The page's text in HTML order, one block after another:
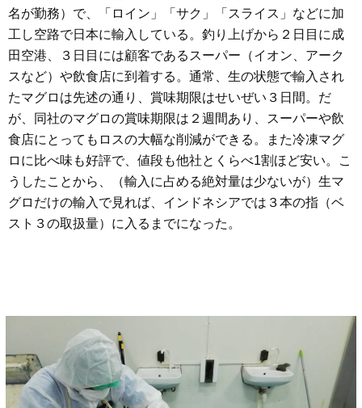
名が勤務）で、「ロイン」「サク」「スライス」などに加
工し空路で日本に輸入している。釣り上げから２日目に成
田空港、３日目には顧客であるスーパー（イオン、アーク
スなど）や飲食店に到着する。通常、生の状態で輸入され
たマグロは先述の通り、賞味期限はせいぜい３日間。だ
が、同社のマグロの賞味期限は２週間あり、スーパーや飲
食店にとってもロスの大幅な削減ができる。また冷凍マグ
ロに比べ味も好評で、値段も他社とくらべ1割ほど安い。こ
うしたことから、（輸入に占める絶対量は少ないが）生マ
グロだけの輸入で見れば、インドネシアでは３本の指（ベ
スト３の取扱量）に入るまでになった。